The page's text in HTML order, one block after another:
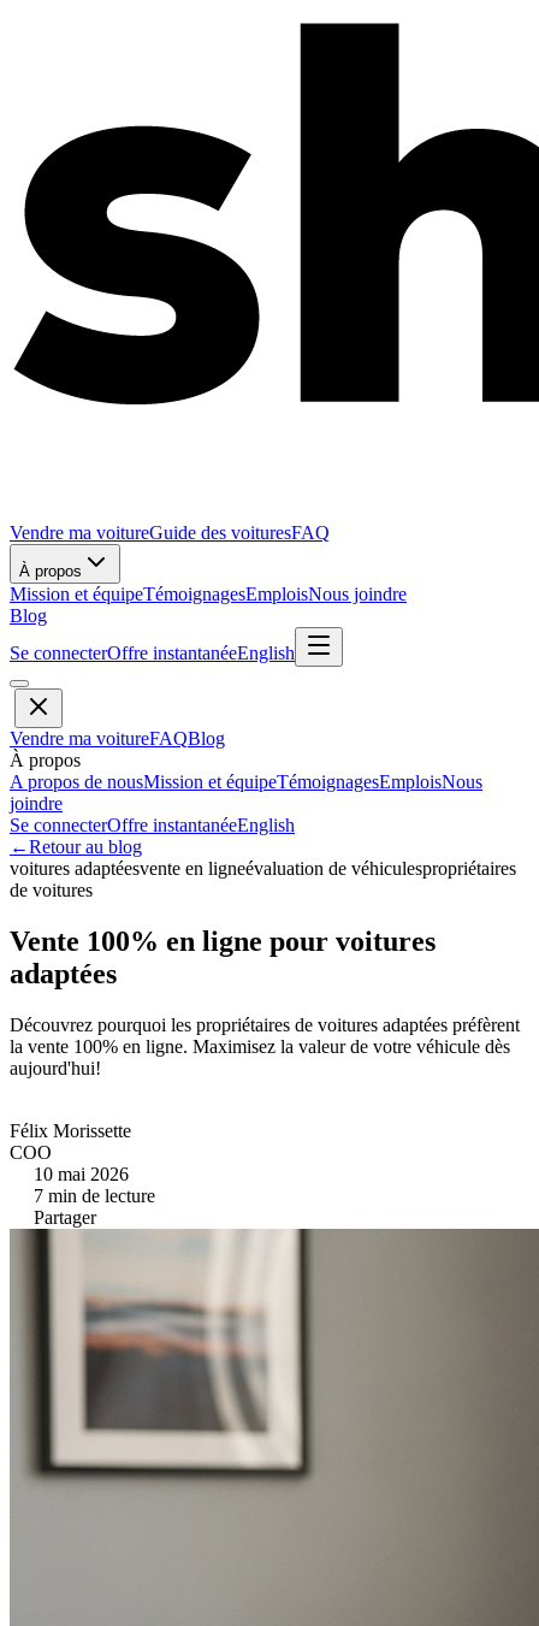
Vendre ma voitureGuide des voituresFAQ
À propos
Mission et équipeTémoignagesEmploisNous joindre
Blog
Se connecterOffre instantanéeEnglish
Vendre ma voitureFAQBlog
À propos
A propos de nousMission et équipeTémoignagesEmploisNous
joindre
Se connecterOffre instantanéeEnglish
←Retour au blog
voitures adaptéesvente en ligneévaluation de véhiculespropriétaires
de voitures
Vente 100% en ligne pour voitures
adaptées
Découvrez pourquoi les propriétaires de voitures adaptées préfèrent
la vente 100% en ligne. Maximisez la valeur de votre véhicule dès
aujourd'hui!
Félix Morissette
COO
10 mai 2026
7 min de lecture
Partager